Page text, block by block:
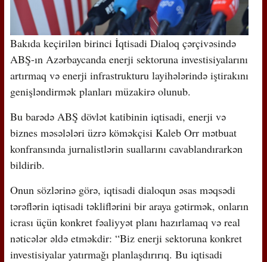
Bakıda keçirilən birinci İqtisadi Dialoq çərçivəsində
ABŞ-ın Azərbaycanda enerji sektoruna investisiyalarını
artırmaq və enerji infrastrukturu layihələrində iştirakını
genişləndirmək planları müzakirə olunub.
Bu barədə ABŞ dövlət katibinin iqtisadi, enerji və
biznes məsələləri üzrə köməkçisi Kaleb Orr mətbuat
konfransında jurnalistlərin suallarını cavablandırarkən
bildirib.
Onun sözlərinə görə, iqtisadi dialoqun əsas məqsədi
tərəflərin iqtisadi təkliflərini bir araya gətirmək, onların
icrası üçün konkret fəaliyyət planı hazırlamaq və real
nəticələr əldə etməkdir: “Biz enerji sektoruna konkret
investisiyalar yatırmağı planlaşdırırıq. Bu iqtisadi